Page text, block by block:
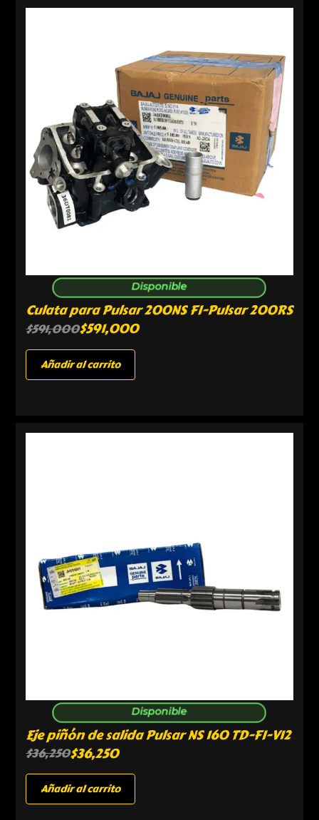
Disponible
Culata para Pulsar 200NS FI-Pulsar 200RS
$591,000$591,000
Añadir al carrito
Disponible
Eje piñón de salida Pulsar NS 160 TD-FI-V12
$36,250$36,250
Añadir al carrito